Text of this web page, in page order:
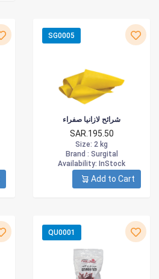
SG0005
شرائح لازانيا صفراء
SAR.195.50
Size: 2 kg
Brand : Surgital
Availability: InStock
Add to Cart
QU0001